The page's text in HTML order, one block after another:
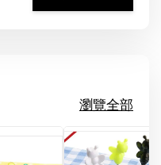
瀏覽全部